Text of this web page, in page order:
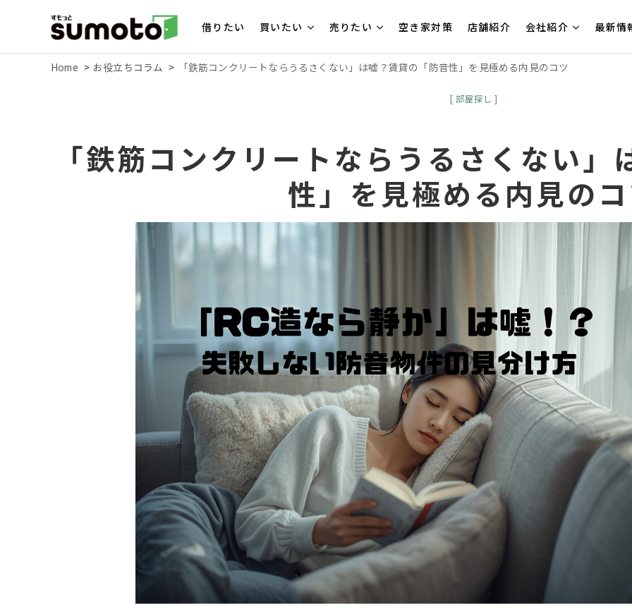
借りたい 買いたい 売りたい 空き家対策 店舗紹介 会社紹介 最新情
Home お役立ちコラム 「鉄筋コンクリートならうるさくない」は嘘？賃貸の「防音性」を見極める内見のコツ
部屋探し
「鉄筋コンクリートならうるさくない」
性」を見極める内見の